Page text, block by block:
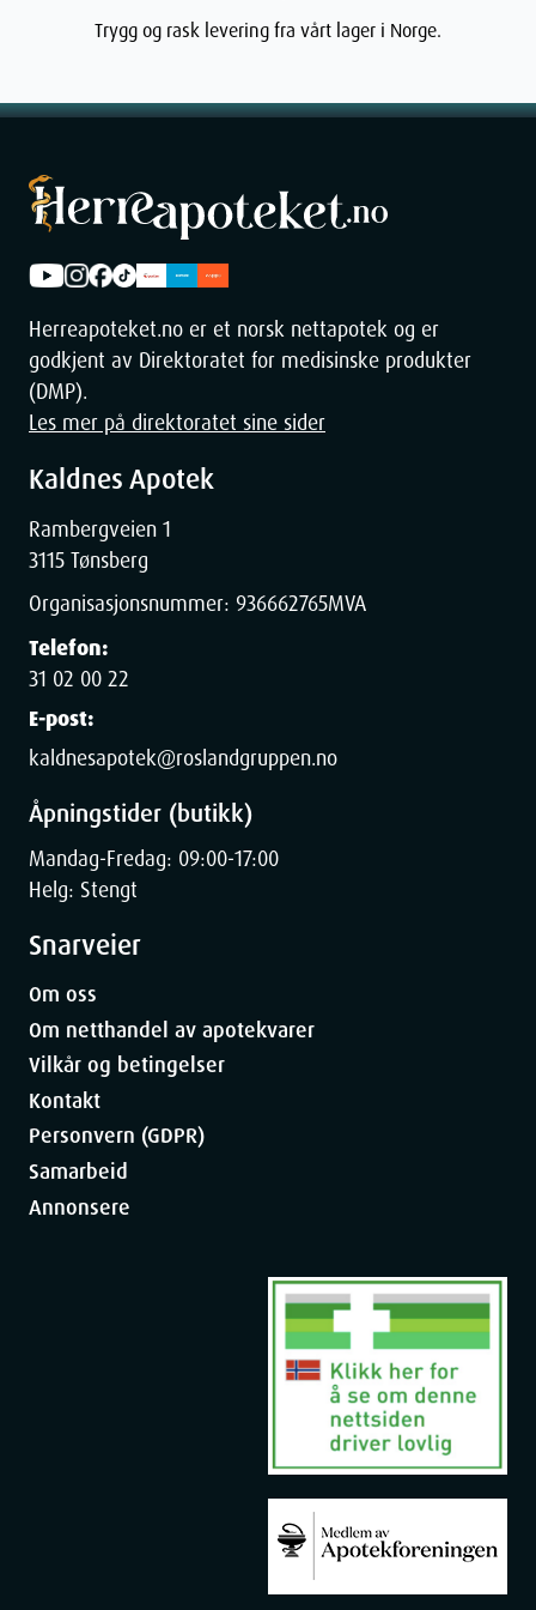
SKU: 936694
Klassifisering: Medisinsk Utstyr
Ingredienser
Pakken inneholder bruksanvisning med fargetabell for vurdering
av testresultat og tre foliepakninger som hver inneholder en
Dimensjoner
Width
Height
Depth
Trygg og rask levering fra vårt lager i Norge.
Herreapoteket.no er et norsk nettapotek og er
godkjent av Direktoratet for medisinske produkter
(DMP).
Les mer på direktoratet sine sider
Kaldnes Apotek
Rambergveien 1
3115 Tønsberg
Organisasjonsnummer: 936662765MVA
Telefon:
31 02 00 22
E-post:
kaldnesapotek@roslandgruppen.no
Åpningstider (butikk)
Mandag-Fredag: 09:00-17:00
Helg: Stengt
Snarveier
Om oss
Om netthandel av apotekvarer
Vilkår og betingelser
Kontakt
Personvern (GDPR)
Samarbeid
Annonsere